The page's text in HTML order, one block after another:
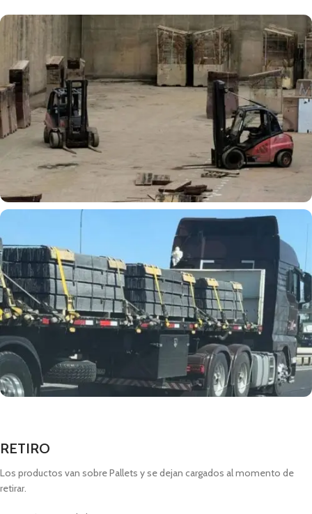
RETIRO
Los productos van sobre Pallets y se dejan cargados al momento de
retirar.